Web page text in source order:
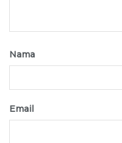
Nama
Email